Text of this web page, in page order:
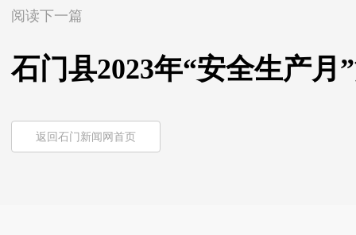
阅读下一篇
石门县2023年“安全生产月
返回石门新闻网首页